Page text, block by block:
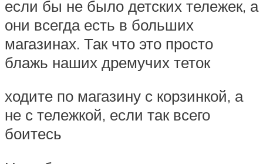
если бы не было детских тележек, а
они всегда есть в больших
магазинах. Так что это просто
блажь наших дремучих теток
ходите по магазину с корзинкой, а
не с тележкой, если так всего
боитесь